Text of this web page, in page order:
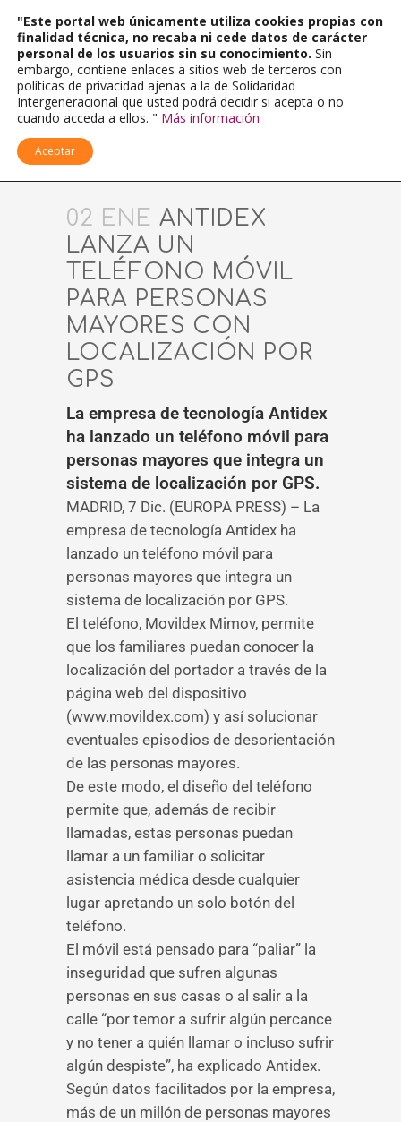
02 ENE ANTIDEX
LANZA UN
TELÉFONO MÓVIL
PARA PERSONAS
MAYORES CON
LOCALIZACIÓN POR
GPS
La empresa de tecnología Antidex
ha lanzado un teléfono móvil para
personas mayores que integra un
sistema de localización por GPS.
MADRID, 7 Dic. (EUROPA PRESS) – La
empresa de tecnología Antidex ha
lanzado un teléfono móvil para
personas mayores que integra un
sistema de localización por GPS.
El teléfono, Movildex Mimov, permite
que los familiares puedan conocer la
localización del portador a través de la
página web del dispositivo
(www.movildex.com) y así solucionar
eventuales episodios de desorientación
de las personas mayores.
De este modo, el diseño del teléfono
permite que, además de recibir
llamadas, estas personas puedan
llamar a un familiar o solicitar
asistencia médica desde cualquier
lugar apretando un solo botón del
teléfono.
El móvil está pensado para “paliar” la
inseguridad que sufren algunas
personas en sus casas o al salir a la
calle “por temor a sufrir algún percance
y no tener a quién llamar o incluso sufrir
algún despiste”, ha explicado Antidex.
Según datos facilitados por la empresa,
más de un millón de personas mayores
"Este portal web únicamente utiliza cookies propias con
finalidad técnica, no recaba ni cede datos de carácter
personal de los usuarios sin su conocimiento. Sin
embargo, contiene enlaces a sitios web de terceros con
políticas de privacidad ajenas a la de Solidaridad
Intergeneracional que usted podrá decidir si acepta o no
cuando acceda a ellos. " Más información
Aceptar